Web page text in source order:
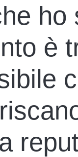
ho
è